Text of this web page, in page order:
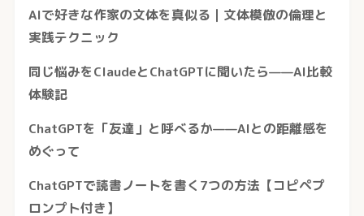
AIで好きな作家の文体を真似る｜文体模倣の倫理と
実践テクニック
同じ悩みをClaudeとChatGPTに聞いたら——AI比較
体験記
ChatGPTを「友達」と呼べるか——AIとの距離感を
めぐって
ChatGPTで読書ノートを書く7つの方法【コピペプ
ロンプト付き】